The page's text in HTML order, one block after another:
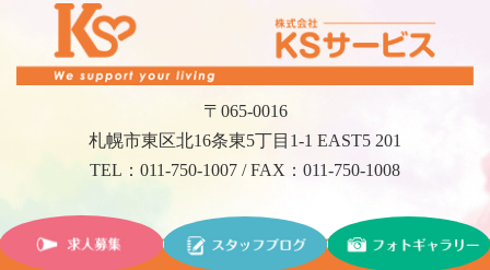
〒065-0016
札幌市東区北16条東5丁目1-1 EAST5 201
TEL：011-750-1007 / FAX：011-750-1008
©2017 KS Service